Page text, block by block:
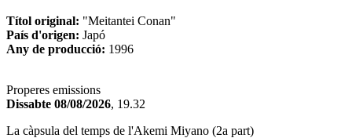
Títol original: "Meitantei Conan"
País d'origen: Japó
Any de producció: 1996
Properes emissions
Dissabte 08/08/2026, 19.32
La càpsula del temps de l'Akemi Miyano (2a part)